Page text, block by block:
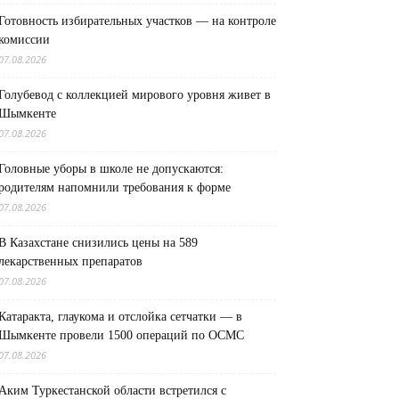
избирательных участков — на контроле
с коллекцией мирового уровня живет в
уборы в школе не допускаются:
напомнили требования к форме
Казахстане снизились цены на 589
препаратов
глаукома и отслойка сетчатки — в
провели 1500 операций по ОСМС
Туркестанской области встретился с